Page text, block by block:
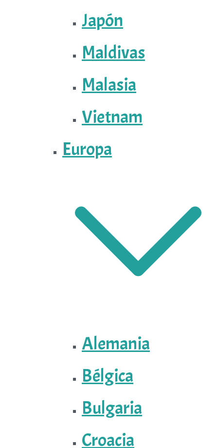
Japón
Maldivas
Malasia
Vietnam
Europa
Alemania
Bélgica
Bulgaria
Croacia